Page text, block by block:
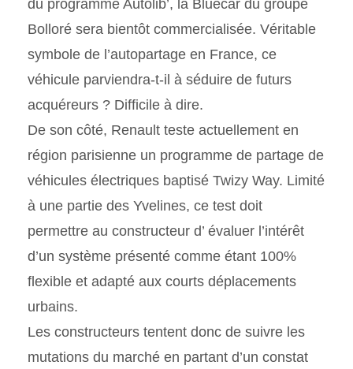
du programme Autolib’, la Bluecar du groupe
Bolloré sera bientôt commercialisée. Véritable
symbole de l’autopartage en France, ce
véhicule parviendra-t-il à séduire de futurs
acquéreurs ? Difficile à dire.
De son côté, Renault teste actuellement en
région parisienne un programme de partage de
véhicules électriques baptisé Twizy Way. Limité
à une partie des Yvelines, ce test doit
permettre au constructeur d’ évaluer l’intérêt
d’un système présenté comme étant 100%
flexible et adapté aux courts déplacements
urbains.
Les constructeurs tentent donc de suivre les
mutations du marché en partant d’un constat